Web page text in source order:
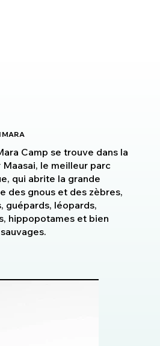
MARA
Camp se trouve dans la
le meilleur parc
qui abrite la grande
des gnous et des zèbres,
guépards, léopards,
hippopotames et bien